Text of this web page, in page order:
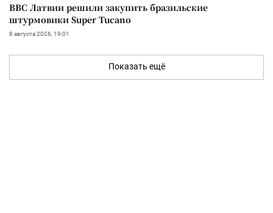
ВВС Латвии решили закупить бразильские
штурмовики Super Tucano
8 августа 2026, 19:01
Показать ещё